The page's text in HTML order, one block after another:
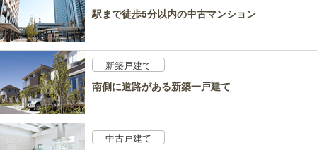
駅まで徒歩5分以内の中古マンション
新築戸建て
南側に道路がある新築一戸建て
中古戸建て